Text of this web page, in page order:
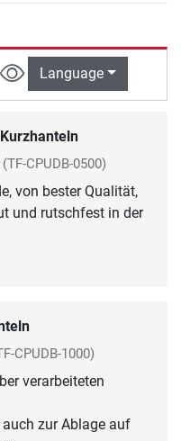
Language
(TF-CPUDB-0500)
von bester Qualität,
und rutschfest in der
CPUDB-1000)
verarbeiteten
zur Ablage auf